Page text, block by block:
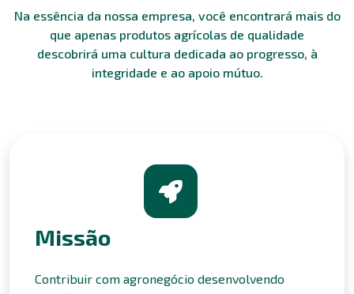
Na essência da nossa empresa, você encontrará mais do
que apenas produtos agrícolas de qualidade
descobrirá uma cultura dedicada ao progresso, à
integridade e ao apoio mútuo.
Missão
Contribuir com agronegócio desenvolvendo